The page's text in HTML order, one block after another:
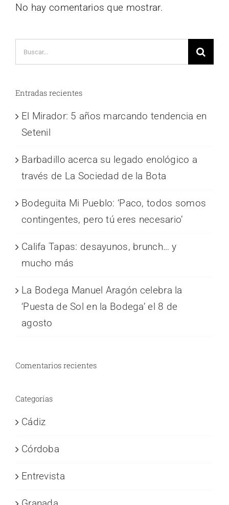
No hay comentarios que mostrar.
Entradas recientes
El Mirador: 5 años marcando tendencia en
Setenil
Barbadillo acerca su legado enológico a
través de La Sociedad de la Bota
Bodeguita Mi Pueblo: ‘Paco, todos somos
contingentes, pero tú eres necesario’
Califa Tapas: desayunos, brunch… y
mucho más
La Bodega Manuel Aragón celebra la
‘Puesta de Sol en la Bodega’ el 8 de
agosto
Comentarios recientes
Categorías
Cádiz
Córdoba
Entrevista